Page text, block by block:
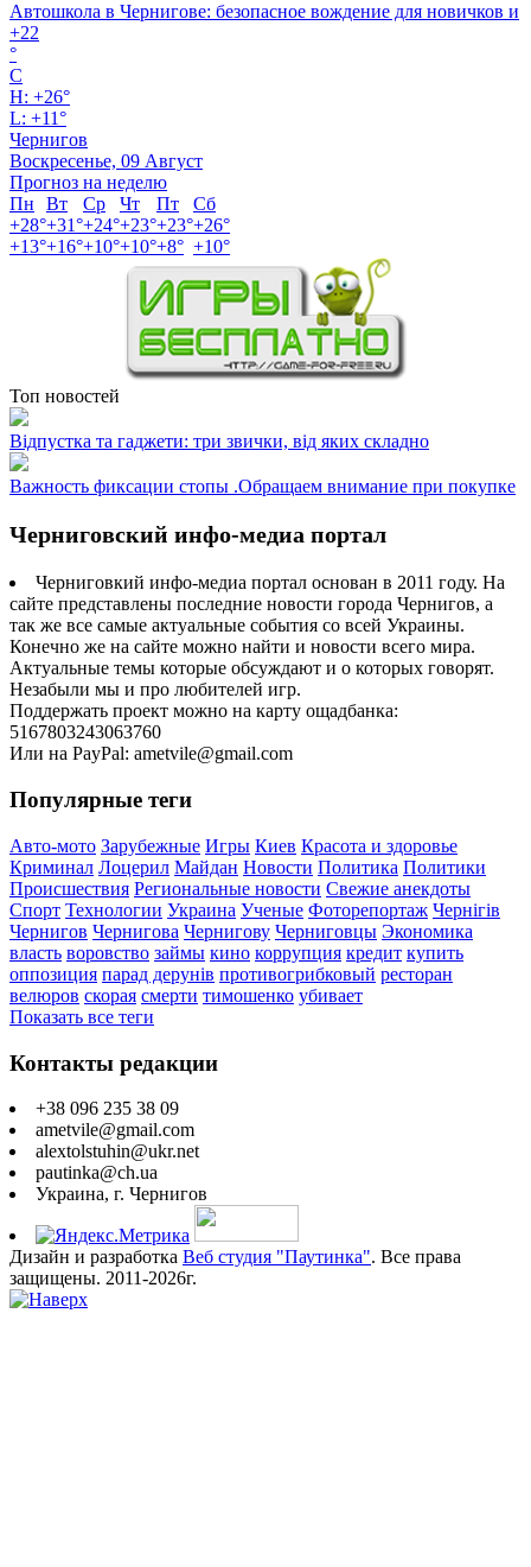
Автошкола в Чернигове: безопасное вождение для новичков и
+22
°
C
H: +26°
L: +11°
Чернигов
Воскресенье, 09 Август
Прогноз на неделю
Пн
Вт Ср Чт Пт
Сб
+28°+31°+24°+23°+23°+26°
+13°+16°+10°+10°+8° +10°
Топ новостей
Відпустка та гаджети: три звички, від яких складно
Важность фиксации стопы .Обращаем внимание при покупке
Черниговский инфо-медиа портал
Черниговкий инфо-медиа портал основан в 2011 году. На
сайте представлены последние новости города Чернигов, а
так же все самые актуальные события со всей Украины.
Конечно же на сайте можно найти и новости всего мира.
Актуальные темы которые обсуждают и о которых говорят.
Незабыли мы и про любителей игр.
Поддержать проект можно на карту ощадбанка:
5167803243063760
Или на PayPal: ametvile@gmail.com
Популярные теги
Авто-мото Зарубежные Игры Киев Красота и здоровье
Криминал Лоцерил Майдан Новости Политика Политики
Происшествия Региональные новости Свежие анекдоты
Спорт Технологии Украина Ученые Фоторепортаж Чернігів
Чернигов Чернигова Чернигову Черниговцы Экономика
власть воровство займы кино коррупция кредит купить
оппозиция парад дерунів противогрибковый ресторан
велюров скорая смерти тимошенко убивает
Показать все теги
Контакты редакции
+38 096 235 38 09
ametvile@gmail.com
alextolstuhin@ukr.net
pautinka@ch.ua
Украина, г. Чернигов
Дизайн и разработка Веб студия "Паутинка". Все права
защищены. 2011-2026г.